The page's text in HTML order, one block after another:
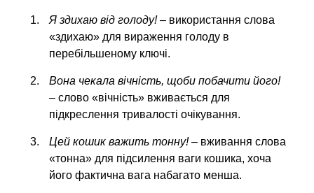
Я здихаю від голоду!– використання слова
«здихаю» для вираження голоду в
перебільшеному ключі.
Вона чекала вічність, щоби побачити його!
– слово «вічність» вживається для
підкреслення тривалості очікування.
Цей кошик важить тонну!– вживання слова
«тонна» для підсилення ваги кошика, хоча
його фактична вага набагато менша.